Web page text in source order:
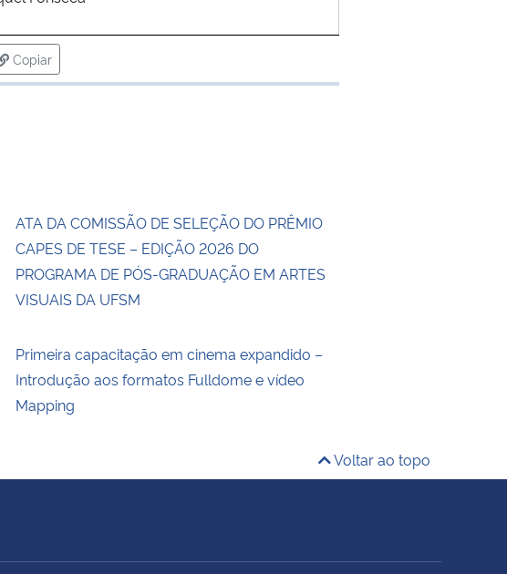
Copiar
para área de transferência
ATA DA COMISSÃO DE SELEÇÃO DO PRÊMIO
CAPES DE TESE – EDIÇÃO 2026 DO
PROGRAMA DE PÓS-GRADUAÇÃO EM ARTES
VISUAIS DA UFSM
Primeira capacitação em cinema expandido –
Introdução aos formatos Fulldome e vídeo
Mapping
Voltar ao topo